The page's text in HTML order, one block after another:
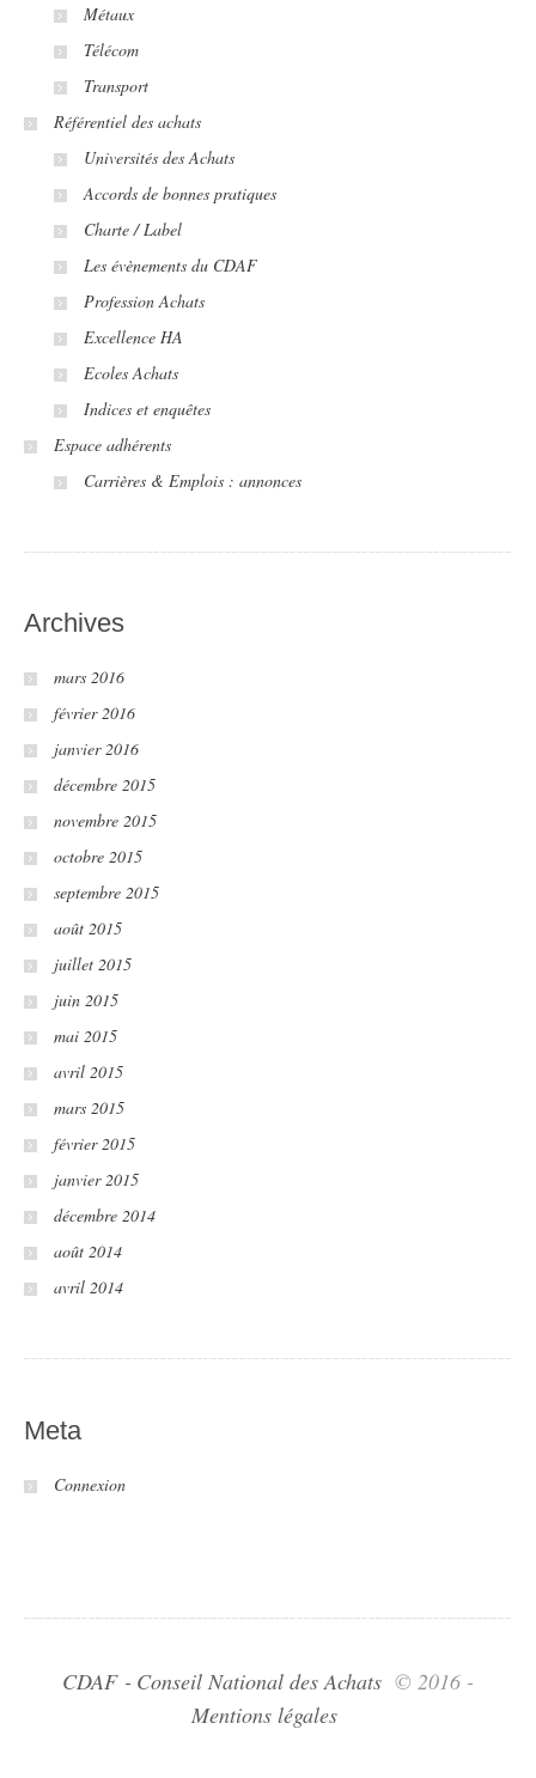
Métaux
Télécom
Transport
Référentiel des achats
Universités des Achats
Accords de bonnes pratiques
Charte / Label
Les évènements du CDAF
Profession Achats
Excellence HA
Ecoles Achats
Indices et enquêtes
Espace adhérents
Carrières & Emplois : annonces
Archives
mars 2016
février 2016
janvier 2016
décembre 2015
novembre 2015
octobre 2015
septembre 2015
août 2015
juillet 2015
juin 2015
mai 2015
avril 2015
mars 2015
février 2015
janvier 2015
décembre 2014
août 2014
avril 2014
Meta
Connexion
CDAF ‑ Conseil National des Achats © 2016 -
Mentions légales